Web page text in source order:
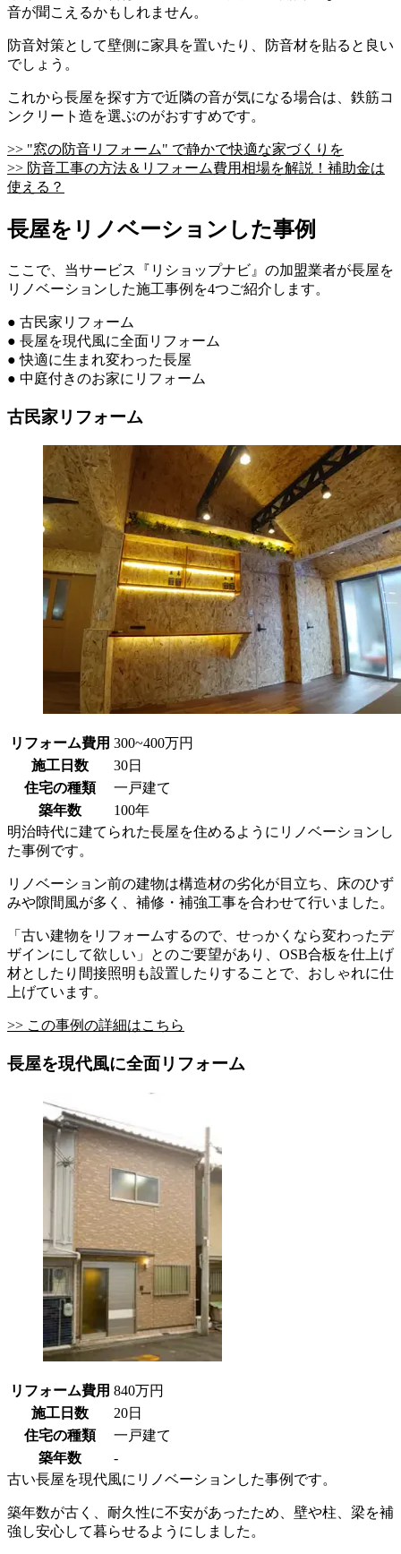
音が聞こえるかもしれません。
防音対策として壁側に家具を置いたり、防音材を貼ると良い
でしょう。
これから長屋を探す方で近隣の音が気になる場合は、鉄筋コ
ンクリート造を選ぶのがおすすめです。
>> "窓の防音リフォーム" で静かで快適な家づくりを
>> 防音工事の方法＆リフォーム費用相場を解説！補助金は
使える？
長屋をリノベーションした事例
ここで、当サービス『リショップナビ』の加盟業者が長屋を
リノベーションした施工事例を4つご紹介します。
● 古民家リフォーム
● 長屋を現代風に全面リフォーム
● 快適に生まれ変わった長屋
● 中庭付きのお家にリフォーム
古民家リフォーム
リフォーム費用 300~400万円
施工日数
30日
住宅の種類
一戸建て
築年数
100年
明治時代に建てられた長屋を住めるようにリノベーションし
た事例です。
リノベーション前の建物は構造材の劣化が目立ち、床のひず
みや隙間風が多く、補修・補強工事を合わせて行いました。
「古い建物をリフォームするので、せっかくなら変わったデ
ザインにして欲しい」とのご要望があり、OSB合板を仕上げ
材としたり間接照明も設置したりすることで、おしゃれに仕
上げています。
>> この事例の詳細はこちら
長屋を現代風に全面リフォーム
リフォーム費用 840万円
施工日数
20日
住宅の種類
一戸建て
築年数
-
古い長屋を現代風にリノベーションした事例です。
築年数が古く、耐久性に不安があったため、壁や柱、梁を補
強し安心して暮らせるようにしました。